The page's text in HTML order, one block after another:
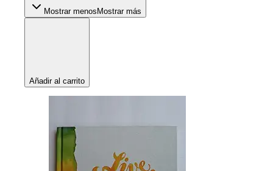
Mostrar menosMostrar más
Añadir al carrito